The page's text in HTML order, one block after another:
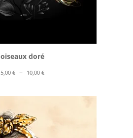
oiseaux doré
5,00€ – 10,00€Plage
prix :